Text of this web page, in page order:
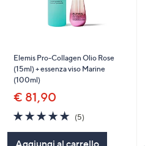
Elemis Pro-Collagen Olio Rose
(15ml) + essenza viso Marine
(100ml)
€ 81,90
5.0
of
(5)5